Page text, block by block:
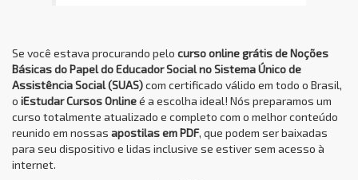
Se você estava procurando pelo curso online grátis de Noções
Básicas do Papel do Educador Social no Sistema Único de
Assistência Social (SUAS)com certificado válido em todo o Brasil,
o iEstudar Cursos Onlineé a escolha ideal! Nós preparamos um
curso totalmente atualizado e completo com o melhor conteúdo
reunido em nossas apostilas em PDF, que podem ser baixadas
para seu dispositivo e lidas inclusive se estiver sem acesso à
internet.